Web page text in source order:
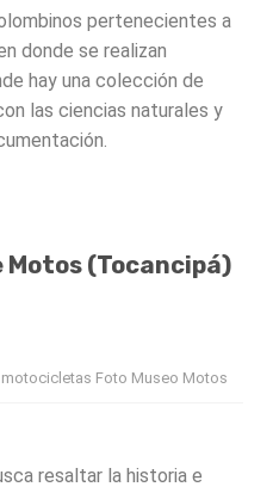
pertenecientes a
donde se realizan
hay una colección de
las ciencias naturales y
Motos (Tocancipá)
Foto Museo Motos
resaltar la historia e